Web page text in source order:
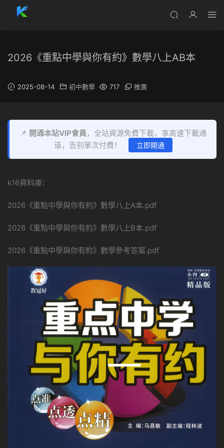
2026《重點中學與你有約》數學八上AB本
2025-08-14 初中數學 717 推廣
📌 開通本站VIP會員，全站資源免費下載，享高速下載通
道，告别單次付費！
立即開通
k16資料庫：
2026《重點中學與你有約》數學八上A本.pdf
2026《重點中學與你有約》數學八上B本.pdf
2026《重點中學與你有約》數學參考答案.pdf